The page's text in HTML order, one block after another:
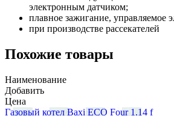
электронным датчиком;
плавное зажигание, управляемое
при производстве рассекателей
Похожие товары
Наименование
Добавить
Цена
Газовый котел Baxi ECO Four 1.14 f